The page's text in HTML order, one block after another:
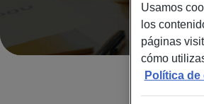
Usamos
los
páginas
cómo
Política